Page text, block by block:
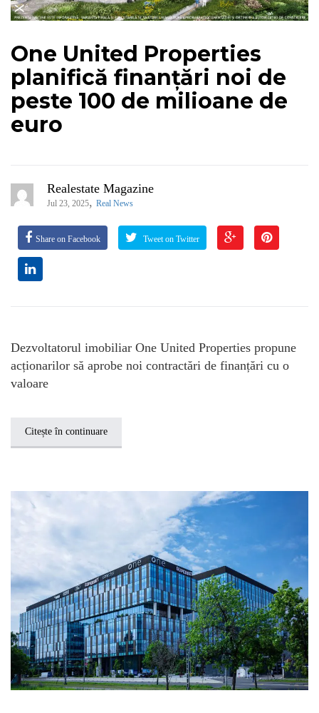
One United Properties
planifică finanțări noi de
peste 100 de milioane de
euro
Realestate Magazine
Jul 23, 2025, Real News
Share on Facebook Tweet on Twitter
Dezvoltatorul imobiliar One United Properties propune
acționarilor să aprobe noi contractări de finanțări cu o
valoare
Citește în continuare